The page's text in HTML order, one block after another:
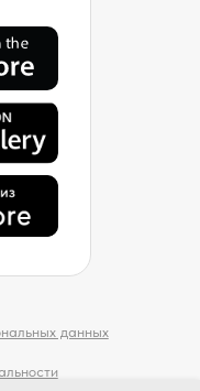
данных